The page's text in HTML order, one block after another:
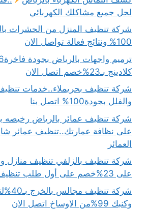
لحل جميع مشاكلك الكهربائي
شركة تنظيف المنزل من الحشرات
100% ونتائج فعالة تواصل الان
كلادينج بـ23%خصم اتصل الان
شركة تنظيف بحريملاء..خدمات تنظيف
والفلل بجودة100% اتصل بنا
على نظافة عمارتك..تنظيف عمائر
العمائر
شركة تنظيف بالزلفي تنظيف
على 23%خصم على أول طلب تنظيف بالزلفي
شركة
وكنبك 99%من الاوساخ اتصل الان